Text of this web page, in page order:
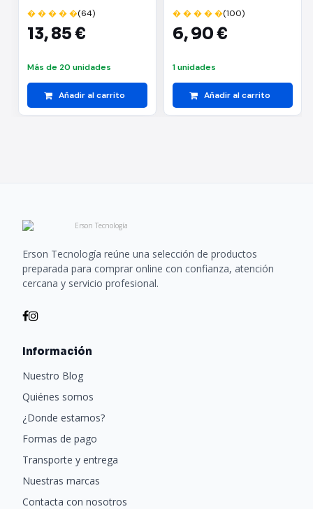
4mm
� � � � �(64)
13,85 €
Más de 20 unidades
Añadir al carrito
� � � � �(100)
6,90 €
1 unidades
Añadir al carrito
Erson Tecnología reúne una selección de productos
preparada para comprar online con confianza, atención
cercana y servicio profesional.
Información
Nuestro Blog
Quiénes somos
¿Donde estamos?
Formas de pago
Transporte y entrega
Nuestras marcas
Contacta con nosotros